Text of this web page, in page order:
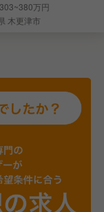
万円
木更津市